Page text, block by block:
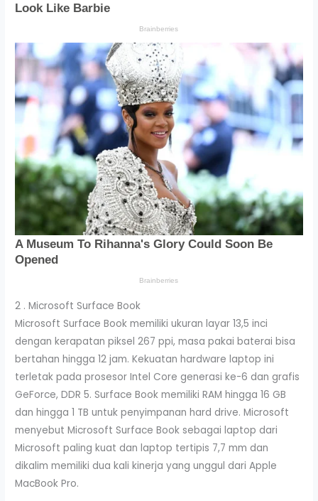
2 . Microsoft Surface Book
Microsoft Surface Book memiliki ukuran layar 13,5 inci
dengan kerapatan piksel 267 ppi, masa pakai baterai bisa
bertahan hingga 12 jam. Kekuatan hardware laptop ini
terletak pada prosesor Intel Core generasi ke-6 dan grafis
GeForce, DDR 5. Surface Book memiliki RAM hingga 16 GB
dan hingga 1 TB untuk penyimpanan hard drive. Microsoft
menyebut Microsoft Surface Book sebagai laptop dari
Microsoft paling kuat dan laptop tertipis 7,7 mm dan
dikalim memiliki dua kali kinerja yang unggul dari Apple
MacBook Pro.